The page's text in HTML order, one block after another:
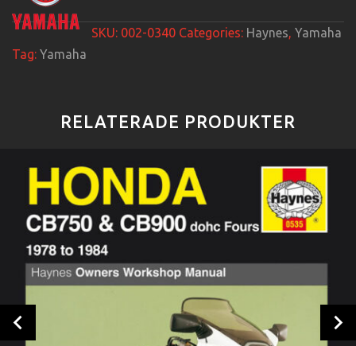
SKU: 002-0340 Categories: Haynes, Yamaha
Tag: Yamaha
RELATERADE PRODUKTER